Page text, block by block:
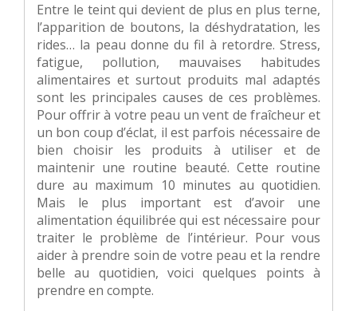
Entre le teint qui devient de plus en plus terne,
l’apparition de boutons, la déshydratation, les
rides… la peau donne du fil à retordre. Stress,
fatigue, pollution, mauvaises habitudes
alimentaires et surtout produits mal adaptés
sont les principales causes de ces problèmes.
Pour offrir à votre peau un vent de fraîcheur et
un bon coup d’éclat, il est parfois nécessaire de
bien choisir les produits à utiliser et de
maintenir une routine beauté. Cette routine
dure au maximum 10 minutes au quotidien.
Mais le plus important est d’avoir une
alimentation équilibrée qui est nécessaire pour
traiter le problème de l’intérieur. Pour vous
aider à prendre soin de votre peau et la rendre
belle au quotidien, voici quelques points à
prendre en compte.